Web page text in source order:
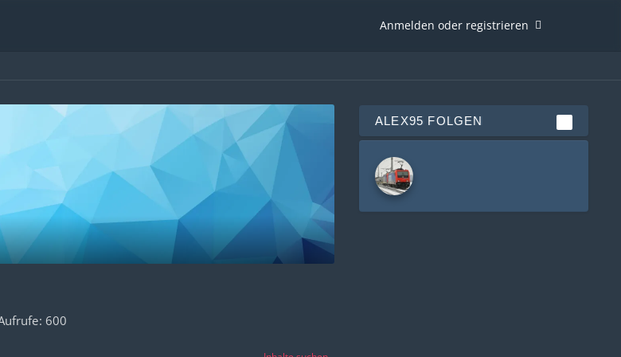
Anmelden oder registrieren
600
ALEX95 FOLGEN